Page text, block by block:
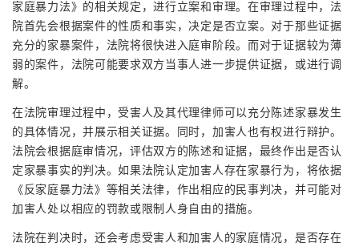
家庭暴力法》的相关规定，进行立案和审理。在审理过程中，法
院首先会根据案件的性质和事实，决定是否立案。对于那些证据
充分的家暴案件，法院将很快进入庭审阶段。而对于证据较为薄
弱的案件，法院可能要求双方当事人进一步提供证据，或进行调
解。
在法院审理过程中，受害人及其代理律师可以充分陈述家暴发生
的具体情况，并展示相关证据。同时，加害人也有权进行辩护。
法院会根据庭审情况，评估双方的陈述和证据，最终作出是否认
定家暴事实的判决。如果法院认定加害人存在家暴行为，将依据
《反家庭暴力法》等相关法律，作出相应的民事判决，并可能对
加害人处以相应的罚款或限制人身自由的措施。
法院在判决时，还会考虑受害人和加害人的家庭情况，是否存在